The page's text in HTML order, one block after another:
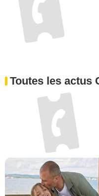
Toutes les actus